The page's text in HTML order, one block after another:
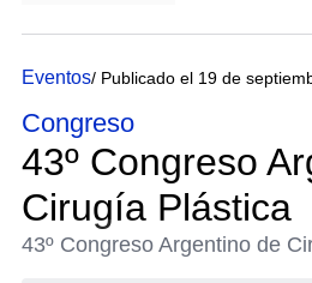
Eventos/ Publicado el 19 de
Congreso
43º Congreso
Cirugía Plástica
43º Congreso Argentino de